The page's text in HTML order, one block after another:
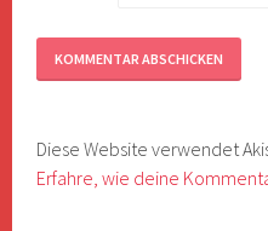
Diese Website verwendet
Erfahre, wie deine